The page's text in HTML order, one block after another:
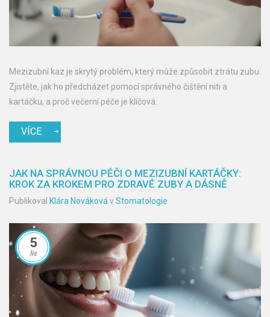
Mezizubní kaz je skrytý problém, který může způsobit ztrátu zubu.
Zjistěte, jak ho předcházet pomocí správného čištění niti a
kartáčku, a proč večerní péče je klíčová.
VÍCE
JAK NA SPRÁVNOU PÉČI O MEZIZUBNÍ KARTÁČKY:
KROK ZA KROKEM PRO ZDRAVÉ ZUBY A DÁSNĚ
Publikoval Klára Nováková vStomatologie
5
lis